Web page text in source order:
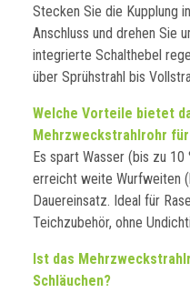
Stecken Sie die Kupplung
Anschluss und drehen Sie
integrierte Schalthebel
über Sprühstrahl bis
Welche Vorteile bietet
Mehrzweckstrahlrohr
Es spart Wasser (bis zu 10
erreicht weite Wurfweiten
Dauereinsatz. Ideal für
Teichzubehör, ohne
Ist das
Schläuchen?